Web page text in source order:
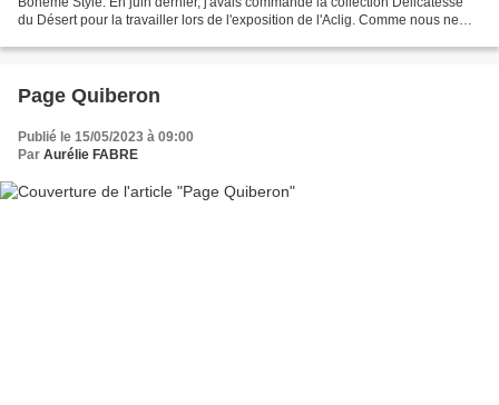
du Désert pour la travailler lors de l'exposition de l'Aclig. Comme nous ne
Page Quiberon
Publié le 15/05/2023 à 09:00
Par Aurélie FABRE